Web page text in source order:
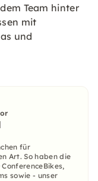
Team hinter
mit
und
für
Art. So haben die
sowie - unser